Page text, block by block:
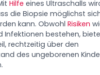
Hilfe eines Ultraschalls
die Biopsie möglichst
kann. ObwohlRisiken
Infektionen bestehen,
rechtzeitig über den
des ungeborenen